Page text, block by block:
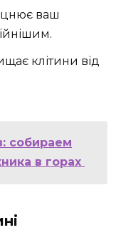
ваш
клітини від
собираем
в горах